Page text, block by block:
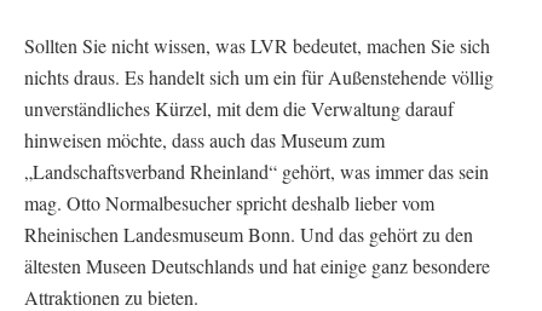
Sollten Sie nicht wissen, was LVR bedeutet, machen Sie sich
nichts draus. Es handelt sich um ein für Außenstehende völlig
unverständliches Kürzel, mit dem die Verwaltung darauf
hinweisen möchte, dass auch das Museum zum
„Landschaftsverband Rheinland“ gehört, was immer das sein
mag. Otto Normalbesucher spricht deshalb lieber vom
Rheinischen Landesmuseum Bonn. Und das gehört zu den
ältesten Museen Deutschlands und hat einige ganz besondere
Attraktionen zu bieten.